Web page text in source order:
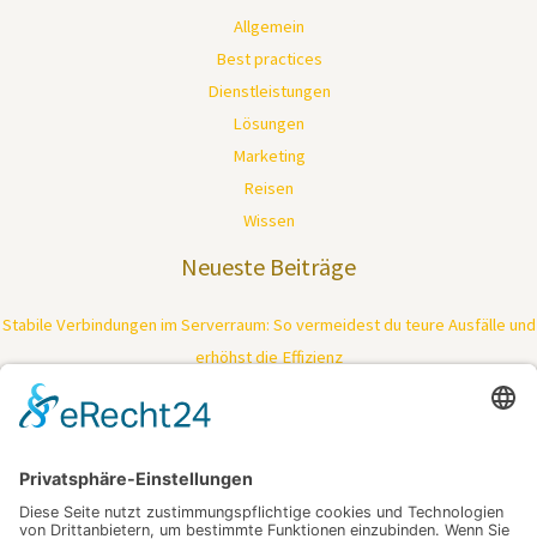
Allgemein
Best practices
Dienstleistungen
Lösungen
Marketing
Reisen
Wissen
Neueste Beiträge
Stabile Verbindungen im Serverraum: So vermeidest du teure Ausfälle und
erhöhst die Effizienz
Tiefenreinigung trifft Kraftpaket: So bringt moderne Technologie deine
Haut zurück in Bestform
Mimik ohne Kompromisse: Wie gezielte Muskelentspannung Falten
sichtbar mildert